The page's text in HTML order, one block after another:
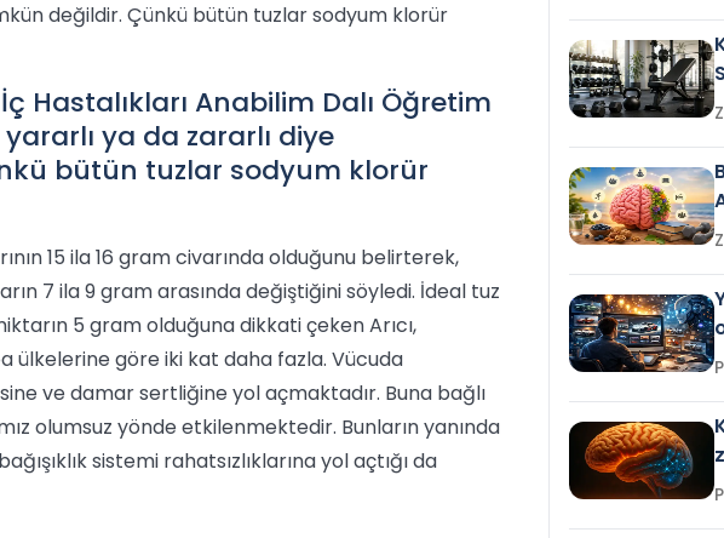
değildir. Çünkü bütün tuzlar sodyum klorür
Hastalıkları Anabilim Dalı Öğretim
yararlı ya da zararlı diye
bütün tuzlar sodyum klorür
15 ila 16 gram civarında olduğunu belirterek,
7 ila 9 gram arasında değiştiğini söyledi. İdeal tuz
5 gram olduğuna dikkati çeken Arıcı,
ülkelerine göre iki kat daha fazla. Vücuda
ve damar sertliğine yol açmaktadır. Buna bağlı
olumsuz yönde etkilenmektedir. Bunların yanında
sistemi rahatsızlıklarına yol açtığı da